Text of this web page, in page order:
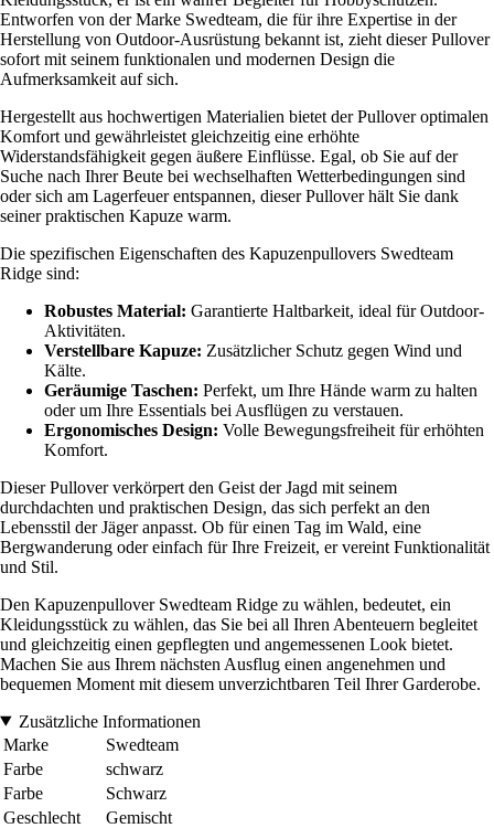
Entworfen von der Marke Swedteam, die für ihre Expertise in der
Herstellung von Outdoor-Ausrüstung bekannt ist, zieht dieser Pullover
sofort mit seinem funktionalen und modernen Design die
Aufmerksamkeit auf sich.
Hergestellt aus hochwertigen Materialien bietet der Pullover optimalen
Komfort und gewährleistet gleichzeitig eine erhöhte
Widerstandsfähigkeit gegen äußere Einflüsse. Egal, ob Sie auf der
Suche nach Ihrer Beute bei wechselhaften Wetterbedingungen sind
oder sich am Lagerfeuer entspannen, dieser Pullover hält Sie dank
seiner praktischen Kapuze warm.
Die spezifischen Eigenschaften des Kapuzenpullovers Swedteam
Ridge sind:
Robustes Material: Garantierte Haltbarkeit, ideal für Outdoor-
Aktivitäten.
Verstellbare Kapuze: Zusätzlicher Schutz gegen Wind und
Kälte.
Geräumige Taschen: Perfekt, um Ihre Hände warm zu halten
oder um Ihre Essentials bei Ausflügen zu verstauen.
Ergonomisches Design: Volle Bewegungsfreiheit für erhöhten
Komfort.
Dieser Pullover verkörpert den Geist der Jagd mit seinem
durchdachten und praktischen Design, das sich perfekt an den
Lebensstil der Jäger anpasst. Ob für einen Tag im Wald, eine
Bergwanderung oder einfach für Ihre Freizeit, er vereint Funktionalität
und Stil.
Den Kapuzenpullover Swedteam Ridge zu wählen, bedeutet, ein
Kleidungsstück zu wählen, das Sie bei all Ihren Abenteuern begleitet
und gleichzeitig einen gepflegten und angemessenen Look bietet.
Machen Sie aus Ihrem nächsten Ausflug einen angenehmen und
bequemen Moment mit diesem unverzichtbaren Teil Ihrer Garderobe.
Zusätzliche Informationen
Marke
Swedteam
Farbe
schwarz
Farbe
Schwarz
Geschlecht
Gemischt